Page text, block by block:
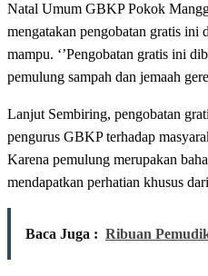
Natal Umum GBKP Pokok
mengatakan pengobatan gratis
mampu. ‘’Pengobatan gratis ini
pemulung sampah dan jemaah
Lanjut Sembiring, pengobatan
pengurus GBKP terhadap
Karena pemulung merupakan
mendapatkan perhatian khusus
Baca Juga : Ribuan